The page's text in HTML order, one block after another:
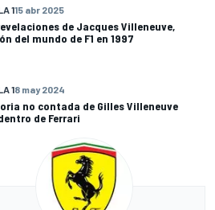
115 abr 2025
de Jacques Villeneuve,
del mundo de F1 en 1997
18 may 2024
no contada de Gilles Villeneuve
de Ferrari